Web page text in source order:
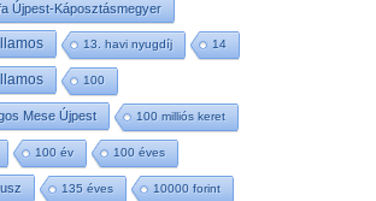
Újpest-Káposztásmegyer
13. havi nyugdíj 14
100
Mese Újpest 100 milliós keret
100 év 100 éves
135 éves 10000 forint